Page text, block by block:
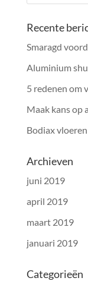
Recente
Smaragd
Aluminium
5 redenen om
Maak kans op
Bodiax
Archieven
juni 2019
april 2019
maart 2019
januari 2019
Categorieën